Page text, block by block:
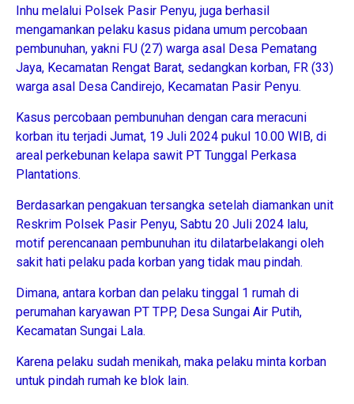
Inhu melalui Polsek Pasir Penyu, juga berhasil
mengamankan pelaku kasus pidana umum percobaan
pembunuhan, yakni FU (27) warga asal Desa Pematang
Jaya, Kecamatan Rengat Barat, sedangkan korban, FR (33)
warga asal Desa Candirejo, Kecamatan Pasir Penyu.
Kasus percobaan pembunuhan dengan cara meracuni
korban itu terjadi Jumat, 19 Juli 2024 pukul 10.00 WIB, di
areal perkebunan kelapa sawit PT Tunggal Perkasa
Plantations.
Berdasarkan pengakuan tersangka setelah diamankan unit
Reskrim Polsek Pasir Penyu, Sabtu 20 Juli 2024 lalu,
motif perencanaan pembunuhan itu dilatarbelakangi oleh
sakit hati pelaku pada korban yang tidak mau pindah.
Dimana, antara korban dan pelaku tinggal 1 rumah di
perumahan karyawan PT TPP, Desa Sungai Air Putih,
Kecamatan Sungai Lala.
Karena pelaku sudah menikah, maka pelaku minta korban
untuk pindah rumah ke blok lain.